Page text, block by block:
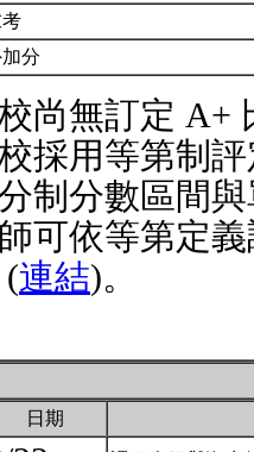
分
尚無訂定 A+
採用等第制
制分數區間
可依等第定
(連結)。
日期